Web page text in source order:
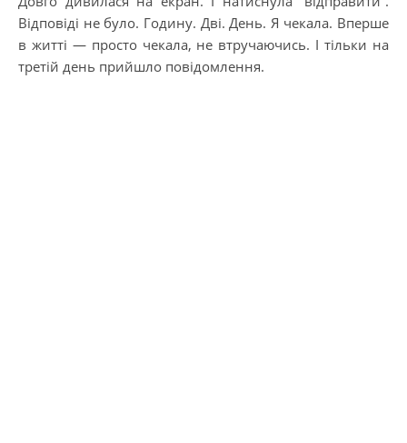
Відповіді не було. Годину. Дві. День. Я чекала. Вперше
в житті — просто чекала, не втручаючись. І тільки на
третій день прийшло повідомлення.